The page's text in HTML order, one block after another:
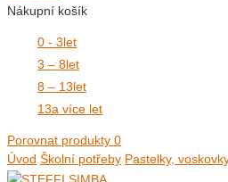
Nákupní košík
0 - 3let
3 – 8let
8 – 13let
13a více let
Porovnat produkty 0
Úvod Školní potřeby Pastelky,